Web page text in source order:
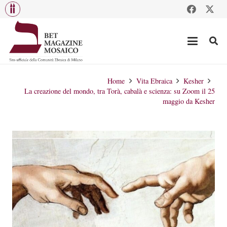
Home Vita Ebraica
Kesher
La creazione del mondo, tra Torà, cabalà e scienza: su Zoom il 25
maggio da Kesher